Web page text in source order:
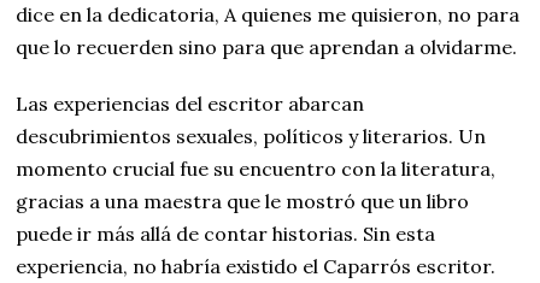
dice en la dedicatoria, A quienes me quisieron, no para
que lo recuerden sino para que aprendan a olvidarme.
Las experiencias del escritor abarcan
descubrimientos sexuales, políticos y literarios. Un
momento crucial fue su encuentro con la literatura,
gracias a una maestra que le mostró que un libro
puede ir más allá de contar historias. Sin esta
experiencia, no habría existido el Caparrós escritor.